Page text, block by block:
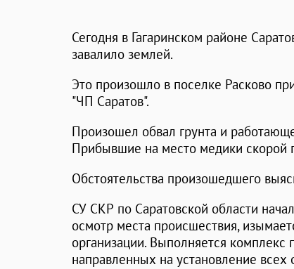
Сегодня в Гагаринском районе
завалило землей.
Это произошло в поселке Расково
"ЧП Саратов".
Произошел обвал грунта и
Прибывшие на место медики скорой
Обстоятельства произошедшего
СУ СКР по Саратовской области
осмотр места происшествия,
организации. Выполняется
направленных на установление